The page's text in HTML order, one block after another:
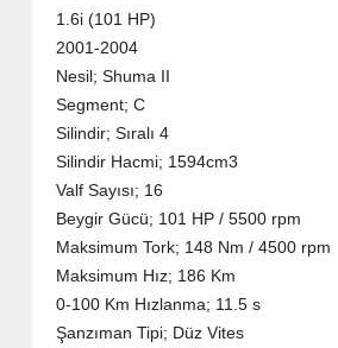
1.6i (101 HP)
2001-2004
Nesil; Shuma II
Segment; C
Silindir; Sıralı 4
Silindir Hacmi; 1594cm3
Valf Sayısı; 16
Beygir Gücü; 101 HP / 5500 rpm
Maksimum Tork; 148 Nm / 4500 rpm
Maksimum Hız; 186 Km
0-100 Km Hızlanma; 11.5 s
Şanzıman Tipi; Düz Vites